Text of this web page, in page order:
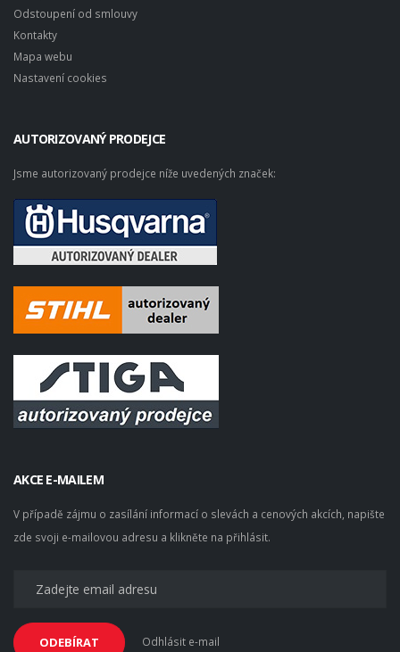
Odstoupení od smlouvy
Kontakty
Mapa webu
Nastavení cookies
AUTORIZOVANÝ PRODEJCE
Jsme autorizovaný prodejce níže uvedených značek:
AKCE E-MAILEM
V případě zájmu o zasílání informací o slevách a cenových akcích, napište
zde svoji e-mailovou adresu a klikněte na přihlásit.
ODEBÍRAT Odhlásit e-mail